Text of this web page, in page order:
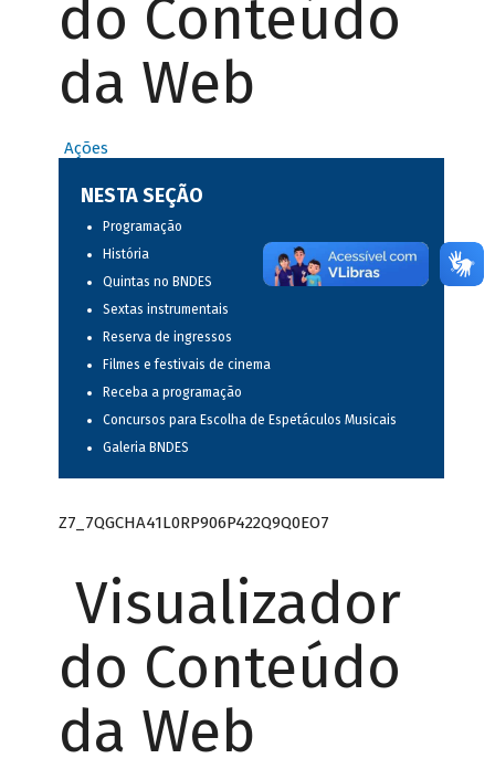
do Conteúdo
da Web
Ações
NESTA SEÇÃO
Programação
História
Quintas no BNDES
Sextas instrumentais
Reserva de ingressos
Filmes e festivais de cinema
Receba a programação
Concursos para Escolha de Espetáculos Musicais
Galeria BNDES
Z7_7QGCHA41L0RP906P422Q9Q0EO7
Visualizador
do Conteúdo
da Web